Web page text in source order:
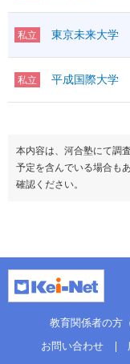
私立 東京未来大学
私立 平成国際大学
本内容は、河合塾にて調
予定を含んでいる場合も
確認ください。
教育関係者の方
お問い合わせ